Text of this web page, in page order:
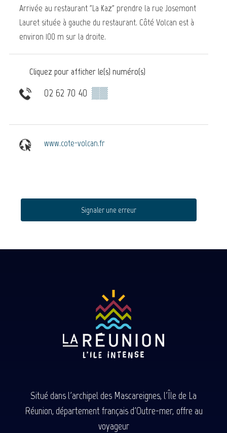
Arrivée au restaurant "La Kaz" prendre la rue Josemont
Lauret située à gauche du restaurant. Côté Volcan est à
environ 100 m sur la droite.
Cliquez pour afficher le(s) numéro(s)
02 62 70 40 ▒▒
www.cote-volcan.fr
Signaler une erreur
Situé dans l'archipel des Mascareignes, l'Île de La
Réunion, département français d'Outre-mer, offre au
voyageur